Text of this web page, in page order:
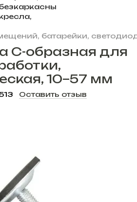
батарейки,
С-образная для
10–57 мм
Оставить отзыв